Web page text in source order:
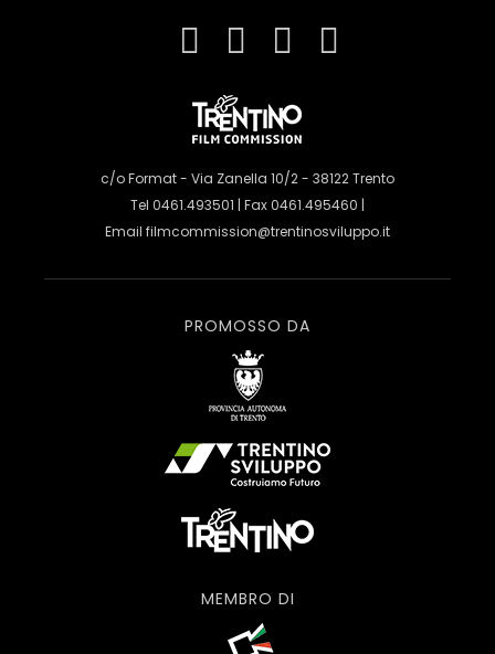
c/o Format - Via Zanella 10/2 - 38122 Trento
Tel 0461.493501 | Fax 0461.495460 |
Email filmcommission@trentinosviluppo.it
PROMOSSO DA
MEMBRO DI